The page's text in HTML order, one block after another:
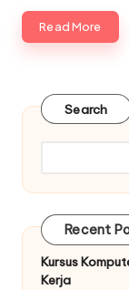
Read More
Search
Recent
Kursus
Kerja